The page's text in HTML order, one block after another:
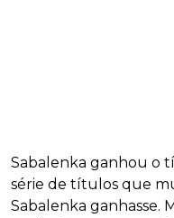
Sabalenka ganhou o
série de títulos que
Sabalenka ganhasse.